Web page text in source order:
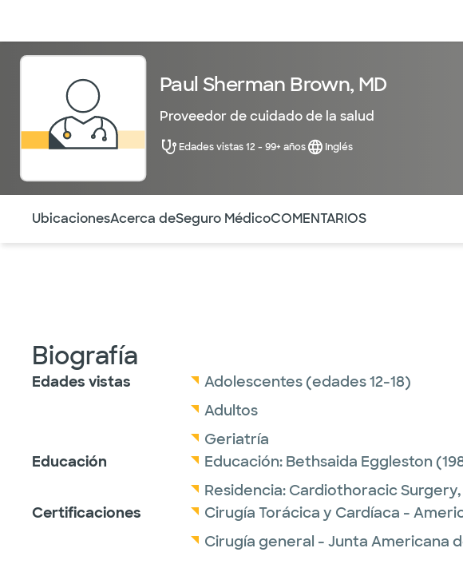
Paul Sherman Brown, MD
Proveedor de cuidado de la salud
Edades vistas 12 - 99+ años Inglés
UbicacionesAcerca deSeguro MédicoCOMENTARIOS
Biografía
Edades vistas
Adolescentes (edades 12-18)
Adultos
Geriatría
Educación
Educación: Bethsaida Eggleston
Residencia: Cardiothoracic Surgery,
Certificaciones
Cirugía Torácica y Cardíaca -
Cirugía general - Junta Americana